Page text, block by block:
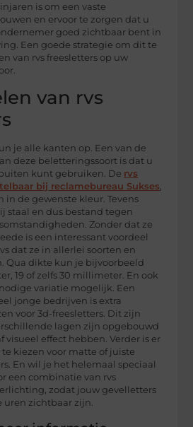
is om een vaste
en ervoor te zorgen dat u
goed zichtbaar bent in
Een goede strategie om dit te
van rvs freesletters op uw
van rvs
je alle kanten op. Een van de
deze beletteringssoort is dat u
kunt gebruiken. De rvs
bij reclamebureau Sukses,
in de gewenste kleur. Tevens
staal en dus bestand tegen
Zonder dat ze
is een interessant voordeel
dat ze in allerlei soorten en
Qua dikte kun je bijvoorbeeld
19 of zelfs 30 millimeter. En ook
variatie mogelijk. Een
jonge bedrijven is extra
voor 3d-freesletters. Dit zijn
lagen zijn opgebouwd
visueel effect hebben. Verder is er
kiezen voor matte of juiste
En wil je het helemaal speciaal
een combinatie van rvs
zodat jouw gevelletters
uren zichtbaar zijn.